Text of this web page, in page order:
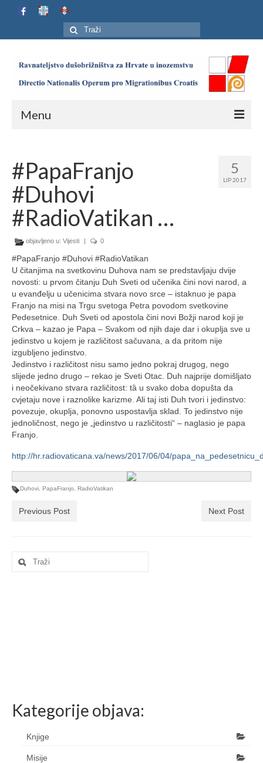
Search
for:
Menu
Ustroj
Adresar
Karta
Jubilej HIP-a
Ljetna škola
Kontakt
5
LIP 2017
#PapaFranjo
#Duhovi
#RadioVatikan …
objavljeno u: Vijesti | 0
#PapaFranjo #Duhovi #RadioVatikan
U čitanjima na svetkovinu Duhova nam se predstavljaju dvije
novosti: u prvom čitanju Duh Sveti od učenika čini novi narod, a
u evanđelju u učenicima stvara novo srce – istaknuo je papa
Franjo na misi na Trgu svetoga Petra povodom svetkovine
Pedesetnice. Duh Sveti od apostola čini novi Božji narod koji je
Crkva – kazao je Papa – Svakom od njih daje dar i okuplja sve u
jedinstvo u kojem je različitost sačuvana, a da pritom nije
izgubljeno jedinstvo.
Jedinstvo i različitost nisu samo jedno pokraj drugog, nego
slijede jedno drugo – rekao je Sveti Otac. Duh najprije domišljato
i neočekivano stvara različitost: tȁ u svako doba dopušta da
cvjetaju nove i raznolike karizme. Ali taj isti Duh tvori i jedinstvo:
povezuje, okuplja, ponovno uspostavlja sklad. To jedinstvo nije
jednoličnost, nego je „jedinstvo u različitosti“ – naglasio je papa
Franjo.
http://hr.radiovaticana.va/news/2017/06/04/
Duhovi PapaFranjo RadioVatikan
Previous Post Next Post
Search
for:
Kategorije objava:
Knjige
Misije